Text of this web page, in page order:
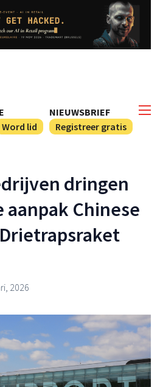
NIEUWSBRIEF
Registreer gratis
Word lid
dringen
aanpak Chinese
2026